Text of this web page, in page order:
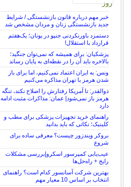
خبر مهم درباره قانون بازنشستگی / شرایط
جدید بازنشستگی زنان و مردان مشخص شد
دستمزد باورنکردنی جنپو در یونان؛ یک‌هفتم
قرارداد با استقلال!
پزشکیان: برای همیشه که نمی‌توان جنگید؛
بالاخره باید آن را در نقطه‌ای به پایان رساند
ونس: به ایران اعتماد نمی‌کنیم، اما برای باز
شدن هرمز با تهران مذاکره می‌کنیم
ذوالقدر: تا آمریکا رفتارش را اصلاح نکند، تنگه
هرمز باز نمی‌شود| عمان: مذاکرات مثبت ادامه
دارد
راهنمای خرید تجهیزات پزشکی برای مطب و
کلینیک؛ نکاتی که باید بدانید
بروکر ویندزور چیست؟ معرفی ساده برای
شروع
عیب‌یابی کمپرسور اسکرو|بررسی مشکلات
رایج + راه‌حل‌ها
بهترین شرکت آسانسور کدام است؟ راهنمای
انتخاب بر اساس 10 معیار مهم